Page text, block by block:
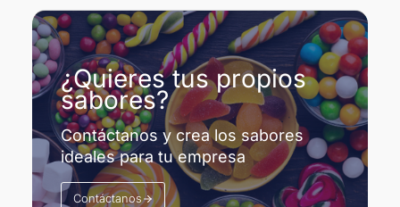
¿Quieres tus propios
sabores?
Contáctanos y crea los sabores
ideales para tu empresa
Contáctanos